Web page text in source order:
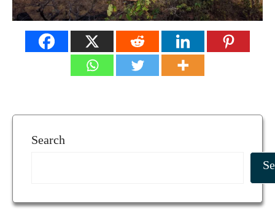
Search